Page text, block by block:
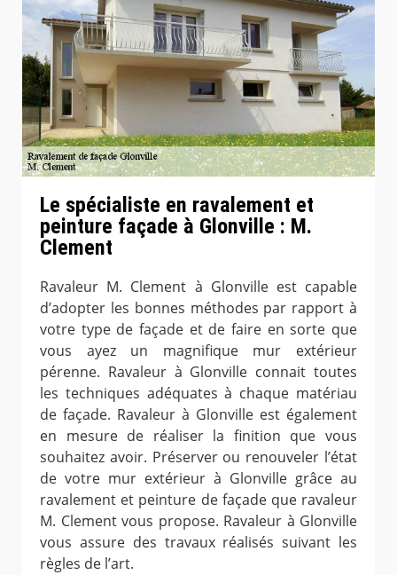
Le spécialiste en ravalement et
peinture façade à Glonville : M.
Clement
Ravaleur M. Clement à Glonville est capable
d’adopter les bonnes méthodes par rapport à
votre type de façade et de faire en sorte que
vous ayez un magnifique mur extérieur
pérenne. Ravaleur à Glonville connait toutes
les techniques adéquates à chaque matériau
de façade. Ravaleur à Glonville est également
en mesure de réaliser la finition que vous
souhaitez avoir. Préserver ou renouveler l’état
de votre mur extérieur à Glonville grâce au
ravalement et peinture de façade que ravaleur
M. Clement vous propose. Ravaleur à Glonville
vous assure des travaux réalisés suivant les
règles de l’art.